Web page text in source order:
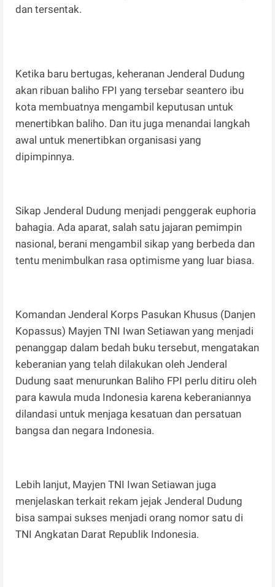
dan tersentak.
Ketika baru bertugas, keheranan Jenderal Dudung
akan ribuan baliho FPI yang tersebar seantero ibu
kota membuatnya mengambil keputusan untuk
menertibkan baliho. Dan itu juga menandai langkah
awal untuk menertibkan organisasi yang
dipimpinnya.
Sikap Jenderal Dudung menjadi penggerak euphoria
bahagia. Ada aparat, salah satu jajaran pemimpin
nasional, berani mengambil sikap yang berbeda dan
tentu menimbulkan rasa optimisme yang luar biasa.
Komandan Jenderal Korps Pasukan Khusus (Danjen
Kopassus) Mayjen TNI Iwan Setiawan yang menjadi
penanggap dalam bedah buku tersebut, mengatakan
keberanian yang telah dilakukan oleh Jenderal
Dudung saat menurunkan Baliho FPI perlu ditiru oleh
para kawula muda Indonesia karena keberaniannya
dilandasi untuk menjaga kesatuan dan persatuan
bangsa dan negara Indonesia.
Lebih lanjut, Mayjen TNI Iwan Setiawan juga
menjelaskan terkait rekam jejak Jenderal Dudung
bisa sampai sukses menjadi orang nomor satu di
TNI Angkatan Darat Republik Indonesia.